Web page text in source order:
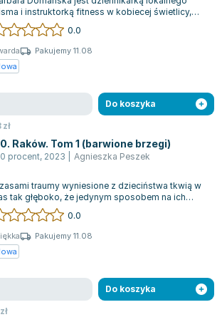
i instruktorką fitness w kobiecej świetlicy,
od lat stara się uciec od pr...
0.0
Pakujemy 11.08
zł
Do koszyka
Raków. Tom 1 (barwione brzegi)
procent, 2023 Agnieszka Peszek
traumy wyniesione z dzieciństwa tkwią w
tak głęboko, że jedynym sposobem na ich
staje się konfrontacja z opr...
0.0
Pakujemy 11.08
Do koszyka